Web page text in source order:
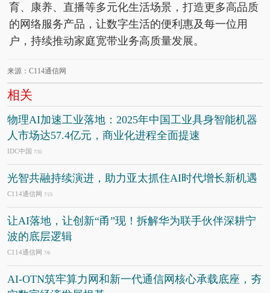
育、康养、直播等多元化生活场景，打造更多高品质
的网络服务产品，让数字生活的便利惠及每一位用
户，持续推动家庭宽带业务高质量发展。
来源：C114通信网
相关
物理AI加速工业落地：2025年中国工业具身智能机器
人市场达57.4亿元，商业化进程全面提速
IDC中国 7/31
光智共融持续演进，助力亚太抓住AI时代增长新机遇
C114通信网 7/15
让AI落地，让创新“甬”现！拆解华为联手伙伴深耕宁
波的底层逻辑
C114通信网 7/6
AI-OTN筑牢算力网和新一代通信网核心承载底座，夯